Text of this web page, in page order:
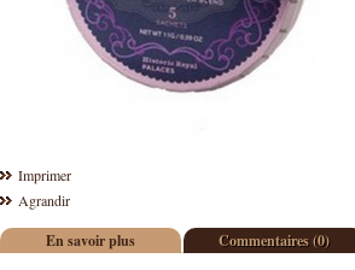
Imprimer
Agrandir
En savoir plus Commentaires (0)